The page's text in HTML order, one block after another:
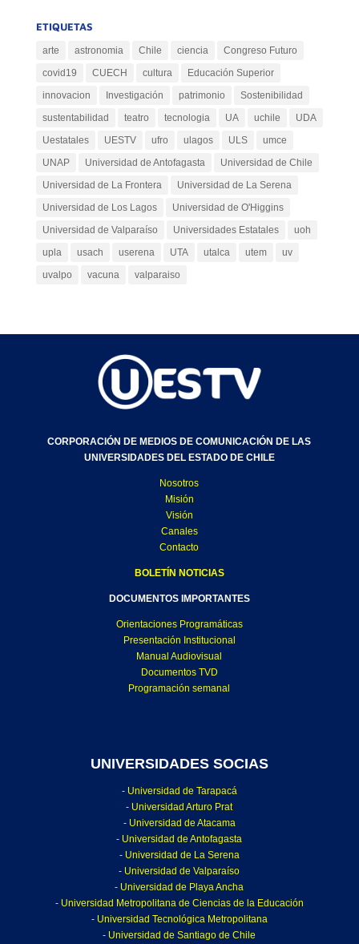
ETIQUETAS
arte astronomia Chile ciencia
Congreso Futuro
covid19
CUECH cultura
Educación Superior
innovacion
Investigación patrimonio
Sostenibilidad
sustentabilidad
teatro tecnologia UA uchile
UDA
Uestatales
UESTV ufro ulagos ULS
umce
UNAP
Universidad de Antofagasta
Universidad de Chile
Universidad de La Frontera
Universidad de La Serena
Universidad de Los Lagos
Universidad de O'Higgins
Universidad de Valparaíso
Universidades Estatales
uoh
upla
usach userena UTA utalca utem
uv
uvalpo
vacuna valparaiso
CORPORACIÓN DE MEDIOS DE COMUNICACIÓN DE LAS
UNIVERSIDADES DEL ESTADO DE CHILE
Nosotros
Misión
Visión
Canales
Contacto
BOLETÍN NOTICIAS
DOCUMENTOS IMPORTANTES
Orientaciones Programáticas
Presentación Institucional
Manual Audiovisual
Documentos TVD
Programación semanal
UNIVERSIDADES SOCIAS
- Universidad de Tarapacá
- Universidad Arturo Prat
- Universidad de Atacama
- Universidad de Antofagasta
- Universidad de La Serena
- Universidad de Valparaíso
- Universidad de Playa Ancha
- Universidad Metropolitana de Ciencias de la Educación
- Universidad Tecnológica Metropolitana
- Universidad de Santiago de Chile